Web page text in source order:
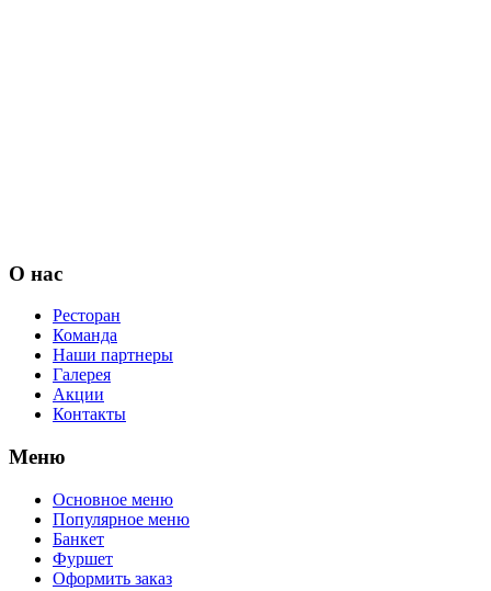
О нас
Ресторан
Команда
Наши партнеры
Галерея
Акции
Контакты
Меню
Основное меню
Популярное меню
Банкет
Фуршет
Оформить заказ